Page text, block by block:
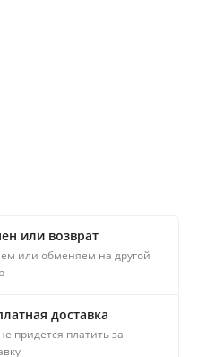
или возврат
или обменяем на другой
доставка
придется платить за